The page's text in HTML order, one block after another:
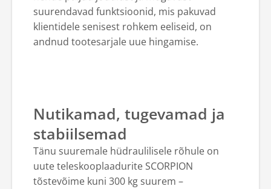
suurendavad funktsioonid, mis pakuvad
klientidele senisest rohkem eeliseid, on
andnud tootesarjale uue hingamise.
Nutikamad, tugevamad ja
stabiilsemad
Tänu suuremale hüdraulilisele rõhule on
uute teleskooplaadurite SCORPION
tõstevõime kuni 300 kg suurem –